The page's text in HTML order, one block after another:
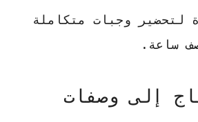
لتحضير وجبات متكاملة
ساعة.
إلى وصفات